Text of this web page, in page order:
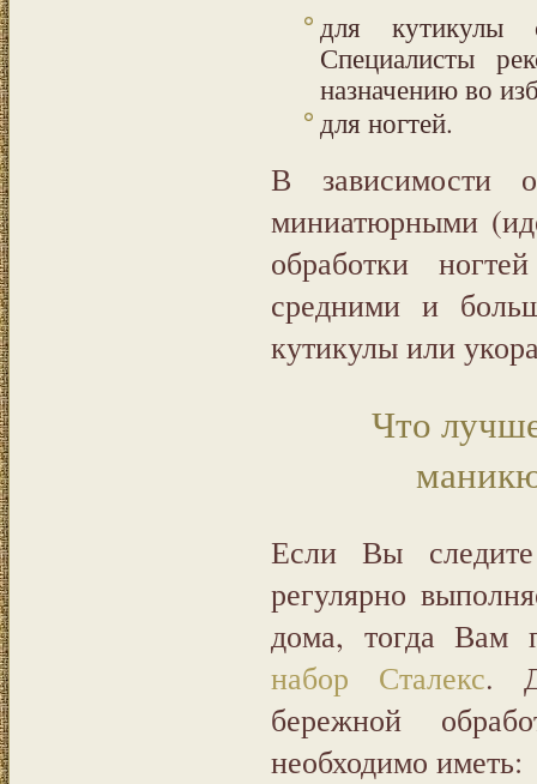
для кутикулы
Специалисты
назначению во
для ногтей.
В зависимости
миниатюрными
обработки
средними и
кутикулы или
Что
Если Вы
регулярно
дома, тогда Вам
набор Сталекс.
бережной
необходимо иметь: